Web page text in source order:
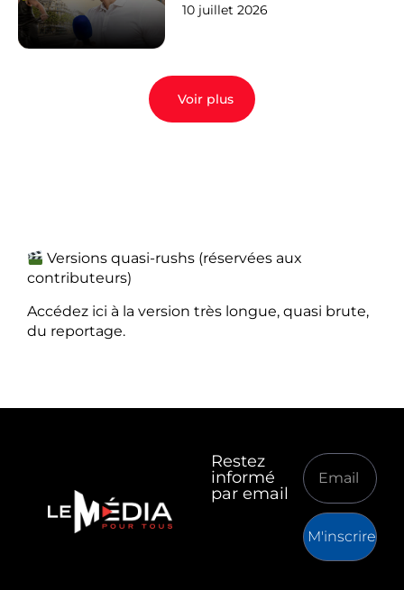
10 juillet 2026
Voir plus
Versions quasi-rushs (réservées aux
contributeurs)
Accédez ici à la version très longue, quasi brute,
du reportage.
Restez
informé
par email
M'inscrire